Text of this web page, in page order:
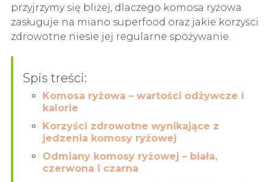
przyjrzymy się bliżej, dlaczego komosa ryżowa
zasługuje na miano superfood oraz jakie korzyści
zdrowotne niesie jej regularne spożywanie.
Spis treści:
Komosa ryżowa – wartości odżywcze i
kalorie
Korzyści zdrowotne wynikające z
jedzenia komosy ryżowej
Odmiany komosy ryżowej – biała,
czerwona i czarna